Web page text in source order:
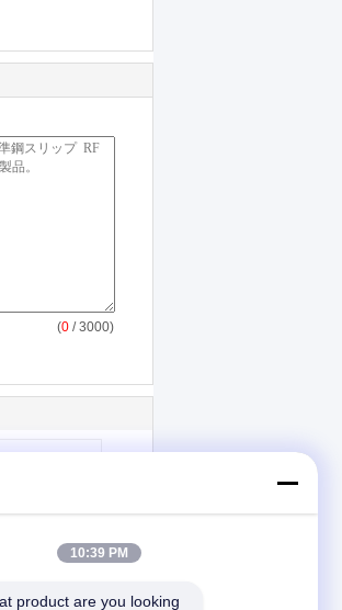
(0 / 3000)
眼鏡 ブライ
10:39 PM
product are you looking